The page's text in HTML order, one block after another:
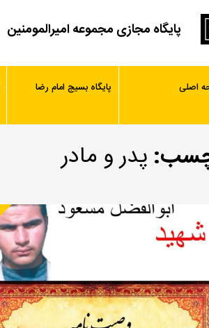
پایگاه مجازی مجموعه امیرالمومنین
اصلی پایگاه بسیج امام رضا
پدر و مادر